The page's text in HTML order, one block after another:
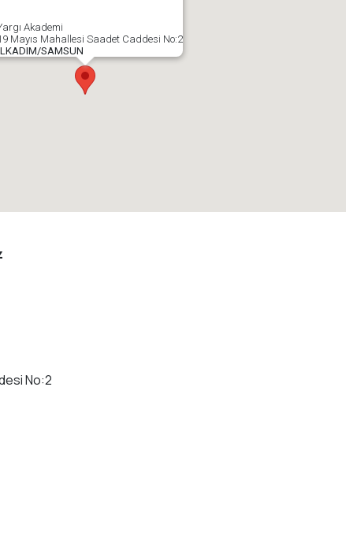
Akademi
Mayıs Mahallesi Saadet Caddesi No:2
SAMSUN
No:2